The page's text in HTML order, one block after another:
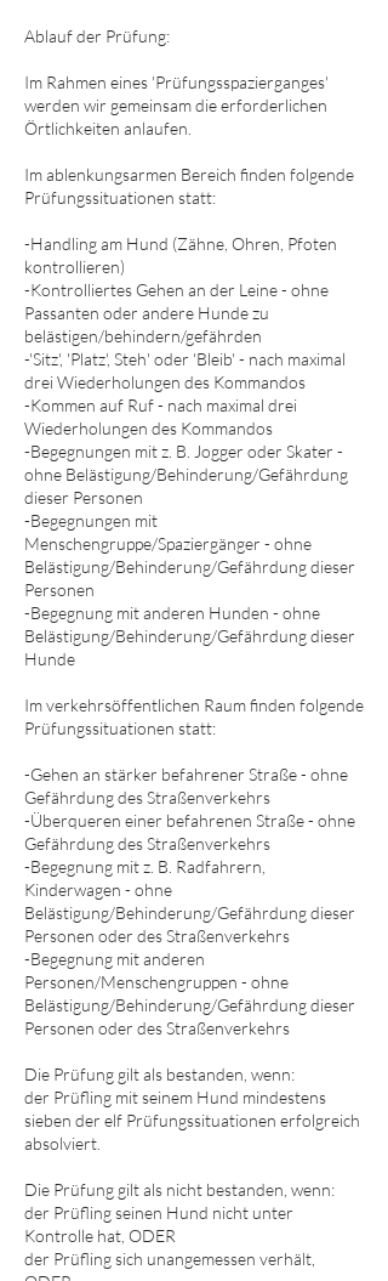
Ablauf der Prüfung:
Im Rahmen eines 'Prüfungsspazierganges'
werden wir gemeinsam die erforderlichen
Örtlichkeiten anlaufen.
Im ablenkungsarmen Bereich finden folgende
Prüfungssituationen statt:
-Handling am Hund (Zähne, Ohren, Pfoten
kontrollieren)
-Kontrolliertes Gehen an der Leine - ohne
Passanten oder andere Hunde zu
belästigen/behindern/gefährden
-'Sitz', 'Platz', Steh' oder 'Bleib' - nach maximal
drei Wiederholungen des Kommandos
-Kommen auf Ruf - nach maximal drei
Wiederholungen des Kommandos
-Begegnungen mit z. B. Jogger oder Skater -
ohne Belästigung/Behinderung/Gefährdung
dieser Personen
-Begegnungen mit
Menschengruppe/Spaziergänger - ohne
Belästigung/Behinderung/Gefährdung dieser
Personen
-Begegnung mit anderen Hunden - ohne
Belästigung/Behinderung/Gefährdung dieser
Hunde
Im verkehrsöffentlichen Raum finden folgende
Prüfungssituationen statt:
-Gehen an stärker befahrener Straße - ohne
Gefährdung des Straßenverkehrs
-Überqueren einer befahrenen Straße - ohne
Gefährdung des Straßenverkehrs
-Begegnung mit z. B. Radfahrern,
Kinderwagen - ohne
Belästigung/Behinderung/Gefährdung dieser
Personen oder des Straßenverkehrs
-Begegnung mit anderen
Personen/Menschengruppen - ohne
Belästigung/Behinderung/Gefährdung dieser
Personen oder des Straßenverkehrs
Die Prüfung gilt als bestanden, wenn:
der Prüfling mit seinem Hund mindestens
sieben der elf Prüfungssituationen erfolgreich
absolviert.
Die Prüfung gilt als nicht bestanden, wenn:
der Prüfling seinen Hund nicht unter
Kontrolle hat​, ODER
der Prüfling sich unangemessen verhält​,